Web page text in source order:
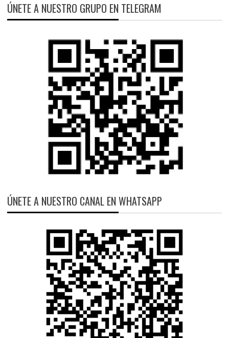
ÚNETE A NUESTRO GRUPO EN TELEGRAM
ÚNETE A NUESTRO CANAL EN WHATSAPP